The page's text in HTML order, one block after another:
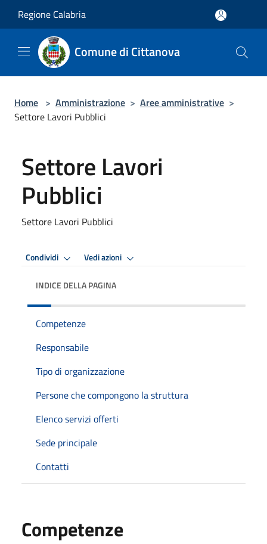
Regione Calabria
Comune di Cittanova
Home > Amministrazione > Aree amministrative >
Settore Lavori Pubblici
Settore Lavori
Pubblici
Settore Lavori Pubblici
Condividi Vedi azioni
INDICE DELLA PAGINA
Competenze
Responsabile
Tipo di organizzazione
Persone che compongono la struttura
Elenco servizi offerti
Sede principale
Contatti
Competenze